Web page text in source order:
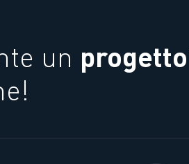
un progetto